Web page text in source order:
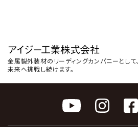
金属製外装材のリーディングカンパニーとして、
未来へ挑戦し続けます。